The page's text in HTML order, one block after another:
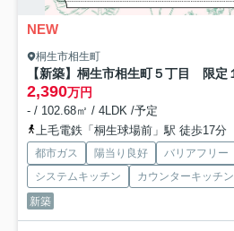
NEW
桐生市相生町
2,390万円
- / 102.68㎡ / 4LDK /予定
上毛電鉄「桐生球場前」駅 徒歩17分
都市ガス 陽当り良好 バリアフリー
システムキッチン
カウンターキッチン
新築